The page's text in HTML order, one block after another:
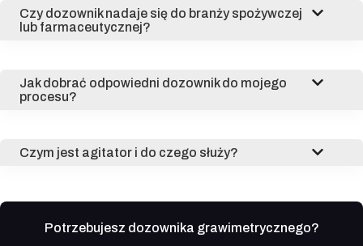
Czy dozownik nadaje się do branży spożywczej
lub farmaceutycznej?
Jak dobrać odpowiedni dozownik do mojego
procesu?
Czym jest agitator i do czego służy?
Potrzebujesz dozownika grawimetrycznego?